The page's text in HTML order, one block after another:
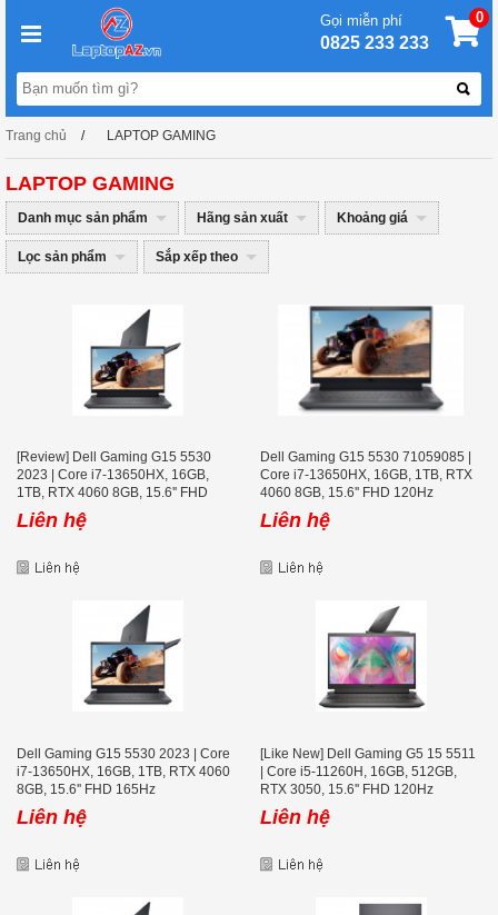
Gọi miễn phí
0825 233 233
0
Trang chủ LAPTOP GAMING
LAPTOP GAMING
Danh mục sản phẩm Hãng sản xuất Khoảng giá
Lọc sản phẩm Sắp xếp theo
[Review] Dell Gaming G15 5530
2023 | Core i7-13650HX, 16GB,
1TB, RTX 4060 8GB, 15.6'' FHD
165Hz
Liên hệ
Dell Gaming G15 5530 71059085 |
Core i7-13650HX, 16GB, 1TB, RTX
4060 8GB, 15.6'' FHD 120Hz
Liên hệ
Dell Gaming G15 5530 2023 | Core
i7-13650HX, 16GB, 1TB, RTX 4060
8GB, 15.6'' FHD 165Hz
Liên hệ
[Like New] Dell Gaming G5 15 5511
| Core i5-11260H, 16GB, 512GB,
RTX 3050, 15.6'' FHD 120Hz
Liên hệ